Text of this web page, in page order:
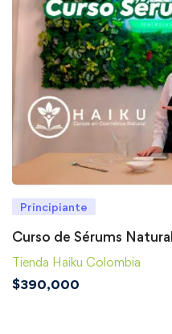
Principiante
Curso de Sérums
Tienda Haiku Colombia
$390,000